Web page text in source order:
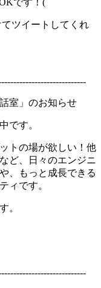
です！(
ツイートしてくれ
室」のお知らせ
です。
トの場が欲しい！他
ど、日々のエンジニ
、もっと成長できる
ィです。
。